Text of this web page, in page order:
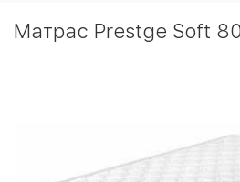
Матрас Prestge Soft